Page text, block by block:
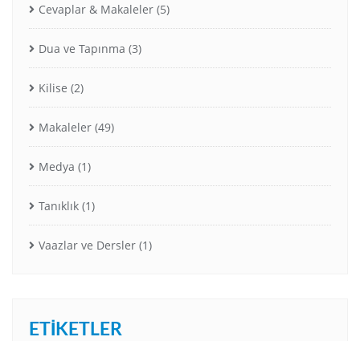
Cevaplar & Makaleler (5)
Dua ve Tapınma (3)
Kilise (2)
Makaleler (49)
Medya (1)
Tanıklık (1)
Vaazlar ve Dersler (1)
ETIKETLER